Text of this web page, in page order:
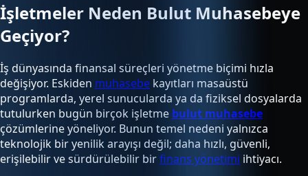
İşletmeler Neden Bulut Muhasebeye
Geçiyor?
İş dünyasında finansal süreçleri yönetme biçimi hızla
değişiyor. Eskiden muhasebe kayıtları masaüstü
programlarda, yerel sunucularda ya da fiziksel dosyalarda
tutulurken bugün birçok işletme bulut muhasebe
çözümlerine yöneliyor. Bunun temel nedeni yalnızca
teknolojik bir yenilik arayışı değil; daha hızlı, güvenli,
erişilebilir ve sürdürülebilir birfinans yönetimi ihtiyacı.